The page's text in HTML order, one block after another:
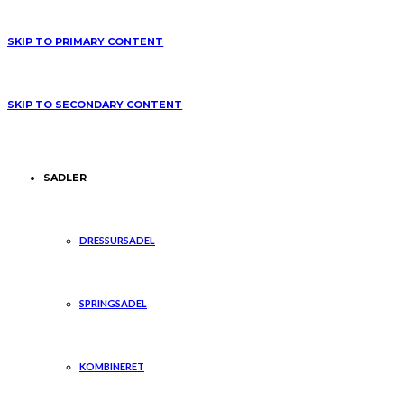
SKIP TO PRIMARY CONTENT
SKIP TO SECONDARY CONTENT
SADLER
DRESSURSADEL
SPRINGSADEL
KOMBINERET